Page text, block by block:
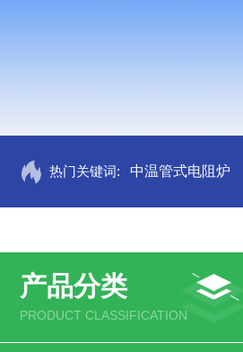
热门关键词: 中温管式电阻炉
产品分类
PRODUCT CLASSIFICATION